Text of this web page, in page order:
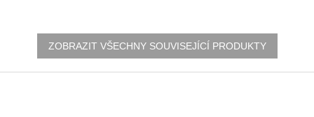
ZOBRAZIT VŠECHNY SOUVISEJÍCÍ PRODUKTY